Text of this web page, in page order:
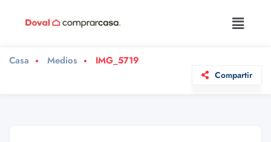
Casa Medios IMG_5719
Compartir